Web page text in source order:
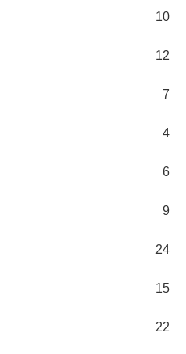
10
12
7
4
6
9
24
15
22